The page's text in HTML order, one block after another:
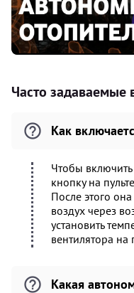
Часто задаваемые
Как
Чтобы
кнопку на
После этого
воздух через
установить
вентилятора на
Какая